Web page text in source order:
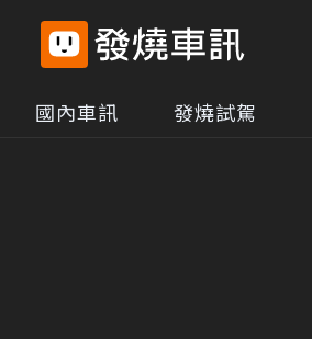
國內車訊 發燒試駕